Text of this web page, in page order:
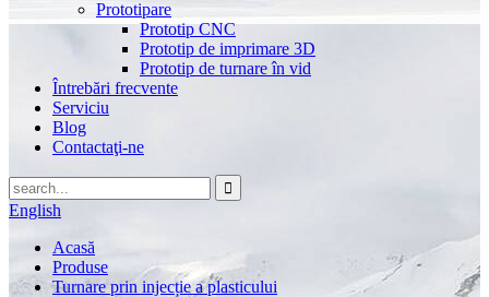
Prototipare
Prototip CNC
Prototip de imprimare 3D
Prototip de turnare în vid
Întrebări frecvente
Serviciu
Blog
Contactaţi-ne
English
Acasă
Produse
Turnare prin injecție a plasticului